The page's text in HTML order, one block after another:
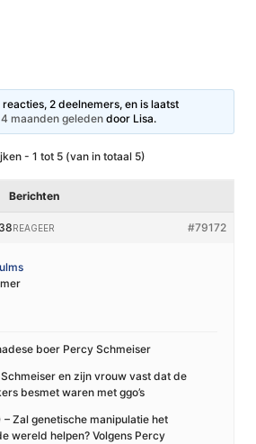
2 deelnemers, en is laatst
maanden geleden door Lisa.
- 1 tot 5 (van in totaal 5)
Berichten
#79172
REAGEER
boer Percy Schmeiser
en zijn vrouw vast dat de
besmet waren met ggo’s
Zal genetische manipulatie het
wereld helpen? Volgens Percy